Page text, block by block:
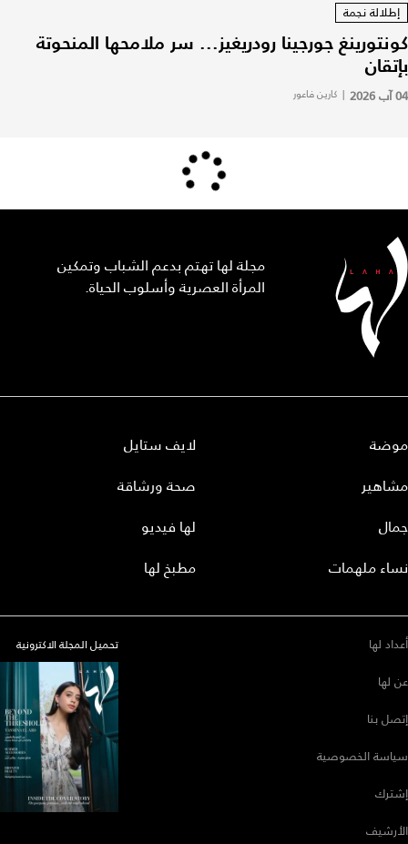
إطلالة نجمة
كونتورينغ جورجينا رودريغيز... سر ملامحها المنحوتة
بإتقان
04 آب 2026 | كارين فاعور
مجلة لها تهتم بدعم الشباب وتمكين
المرأة العصرية وأسلوب الحياة.
موضة
مشاهير
جمال
نساء ملهمات
لايف ستايل
صحة ورشاقة
لها فيديو
مطبخ لها
أعداد لها
عن لها
إتصل بنا
سياسة الخصوصية
إشترك
الأرشيف
تحميل المجلة الاكترونية